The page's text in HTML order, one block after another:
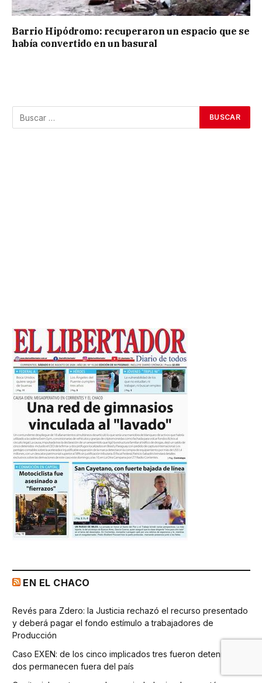
Barrio Hipódromo: recuperaron un espacio que se
había convertido en un basural
EN EL CHACO
Revés para Zdero: la Justicia rechazó el recurso presentado
y deberá pagar el fondo estímulo a trabajadores de
Producción
Caso EXEN: de los cinco implicados tres fueron detenidos y
dos permanecen fuera del país